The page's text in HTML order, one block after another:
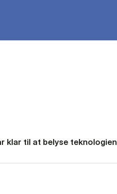
klar til at belyse teknologien